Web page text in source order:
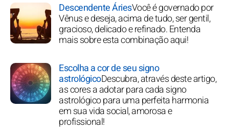
Descendente ÁriesVocê é governado por
Vênus e deseja, acima de tudo, ser gentil,
gracioso, delicado e refinado. Entenda
mais sobre esta combinação aqui!
Escolha a cor de seu signo
astrológicoDescubra, através deste artigo,
as cores a adotar para cada signo
astrológico para uma perfeita harmonia
em sua vida social, amorosa e
profissional!